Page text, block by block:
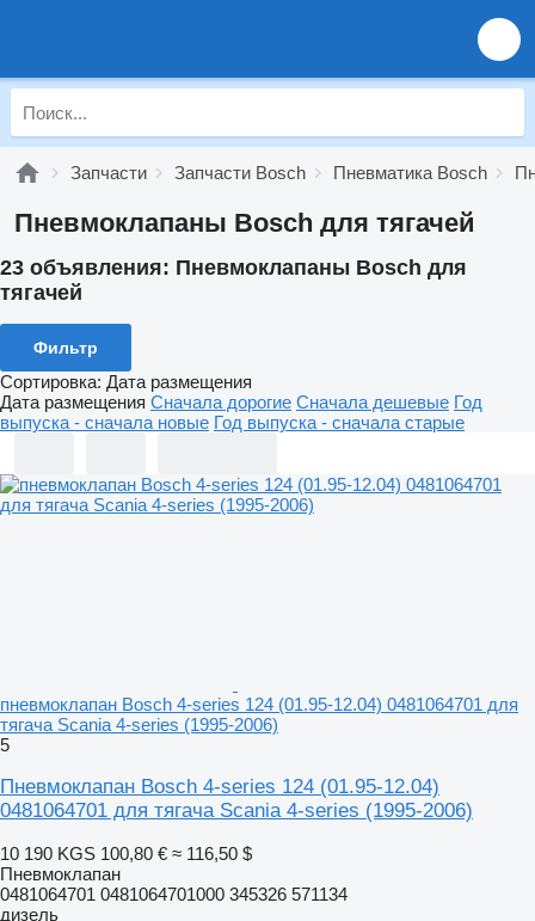
Запчасти Запчасти Bosch Пневматика Bosch
Пневмоклапаны Bosch для тягачей
23 объявления: Пневмоклапаны Bosch для
тягачей
Фильтр
Сортировка: Дата размещения
Дата размещения Сначала дорогие Сначала дешевые Год
выпуска - сначала новые Год выпуска - сначала старые
пневмоклапан Bosch 4-series 124 (01.95-12.04) 0481064701 для
тягача Scania 4-series (1995-2006)
5
Пневмоклапан Bosch 4-series 124 (01.95-12.04)
0481064701 для тягача Scania 4-series (1995-2006)
10 190 KGS 100,80 € ≈ 116,50 $
Пневмоклапан
0481064701 0481064701000 345326 571134
дизель